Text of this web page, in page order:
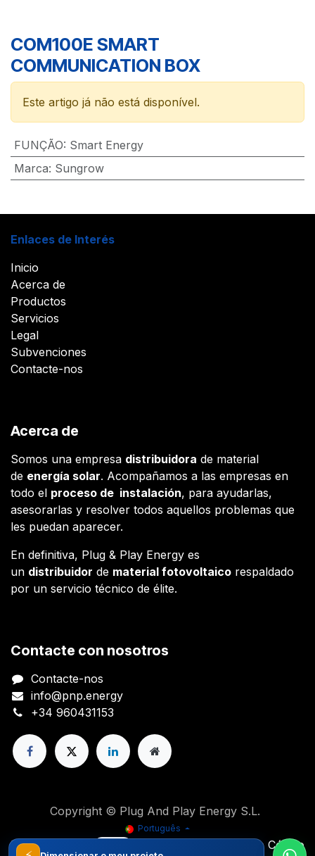
COM100E SMART
COMMUNICATION BOX
Este artigo já não está disponível.
FUNÇÃO: Smart Energy
Marca: Sungrow
Enlaces de Interés
Inicio
Acerca de
Productos
Servicios
Legal
Subvenciones
Contacte-nos
Acerca de
Somos una empresa distribuidora de material
de energía solar. Acompañamos a las empresas en
todo el proceso de instalación, para ayudarlas,
asesorarlas y resolver todos aquellos problemas que
les puedan aparecer.
En definitiva, Plug & Play Energy es
un distribuidor de material fotovoltaico respaldado
por un servicio técnico de élite.
Contacte con nosotros
Contacte-nos
info@pnp.energy
+34 960431153
Copyright © Plug And Play Energy S.L.
Português
Distribuído por
eCommerce de Código